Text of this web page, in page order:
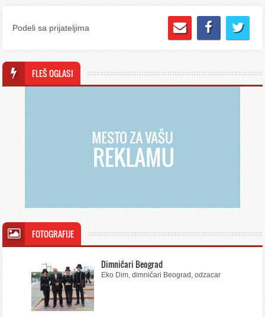
Podeli sa prijateljima
FLEŠ OGLASI
FOTOGRAFIJE
Dimničari Beograd
Eko Dim, dimničari Beograd, odzacar